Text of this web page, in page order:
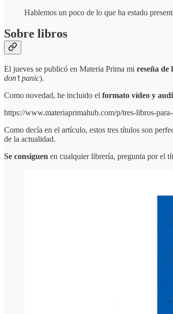
Hablemos un poco de lo que ha estado
Sobre libros
El jueves se publicó en Materia Prima mi reseña de
don’t panic).
Como novedad, he incluido el formato vídeo y
https://www.materiaprimahub.com/p/tres-libros-
Como decía en el artículo, estos tres títulos son
de la actualidad.
Se consiguen en cualquier librería, pregunta por el